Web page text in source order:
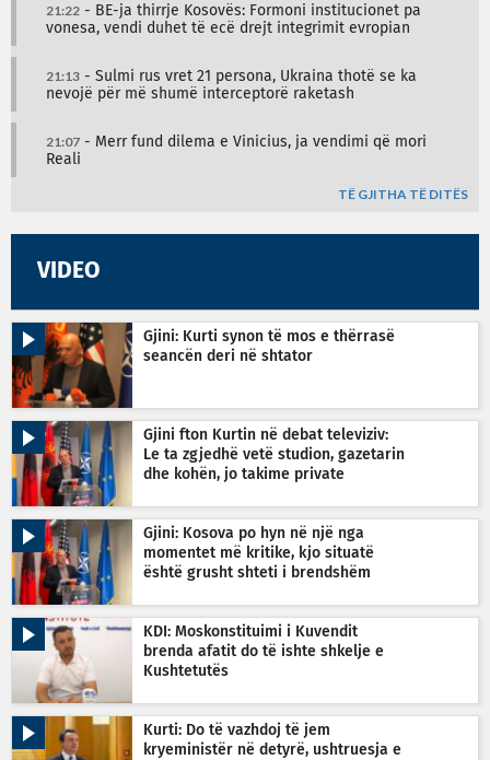
21:22 - BE-ja thirrje Kosovës: Formoni institucionet pa
vonesa, vendi duhet të ecë drejt integrimit evropian
21:13 - Sulmi rus vret 21 persona, Ukraina thotë se ka
nevojë për më shumë interceptorë raketash
21:07 - Merr fund dilema e Vinicius, ja vendimi që mori
Reali
TË GJITHA TË DITËS
VIDEO
Gjini: Kurti synon të mos e thërrasë
seancën deri në shtator
Gjini fton Kurtin në debat televiziv:
Le ta zgjedhë vetë studion, gazetarin
dhe kohën, jo takime private
Gjini: Kosova po hyn në një nga
momentet më kritike, kjo situatë
është grusht shteti i brendshëm
KDI: Moskonstituimi i Kuvendit
brenda afatit do të ishte shkelje e
Kushtetutës
Kurti: Do të vazhdoj të jem
kryeministër në detyrë, ushtruesja e